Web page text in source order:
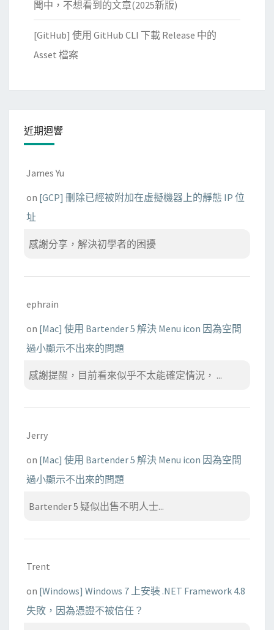
聞中，不想看到的文章(2025新版)
[GitHub] 使用 GitHub CLI 下載 Release 中的
Asset 檔案
近期迴響
James Yu
on [GCP] 刪除已經被附加在虛擬機器上的靜態 IP 位
址
感謝分享，解決初學者的困擾
ephrain
on [Mac] 使用 Bartender 5 解決 Menu icon 因為空間
過小顯示不出來的問題
感謝提醒，目前看來似乎不太能確定情況， ...
Jerry
on [Mac] 使用 Bartender 5 解決 Menu icon 因為空間
過小顯示不出來的問題
Bartender 5 疑似出售不明人士...
Trent
on [Windows] Windows 7 上安裝 .NET Framework 4.8
失敗，因為憑證不被信任？